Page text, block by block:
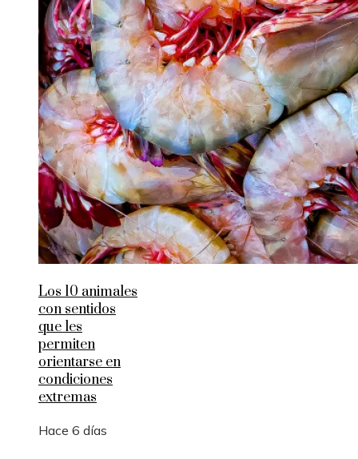
Los 10 animales
con sentidos
que les
permiten
orientarse en
condiciones
extremas
Hace 6 días